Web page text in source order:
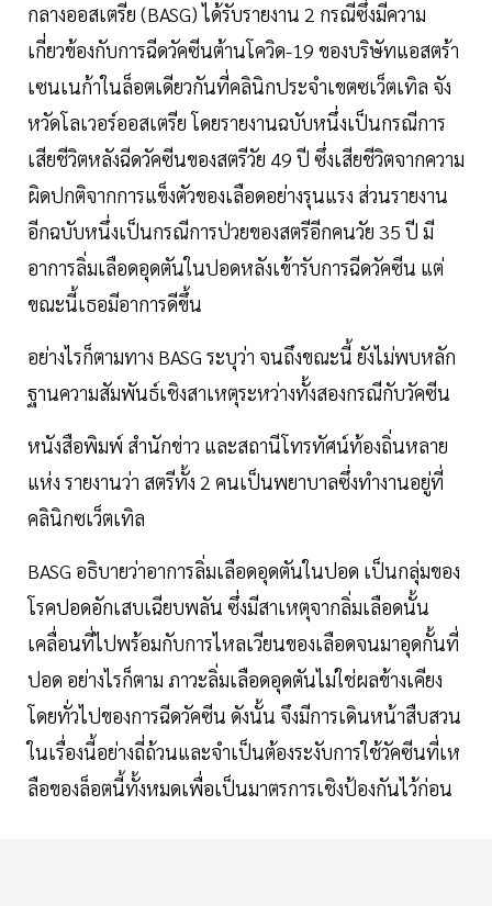
กลางออสเตรีย (BASG) ได้รับรายงาน 2 กรณีซึ่งมีความ
เกี่ยวข้องกับการฉีดวัคซีนต้านโควิด-19 ของบริษัทแอสตร้า
เซนเนก้าในล็อตเดียวกันที่คลินิกประจำเขตซเว็ตเทิล จัง
หวัดโลเวอร์ออสเตรีย โดยรายงานฉบับหนึ่งเป็นกรณีการ
เสียชีวิตหลังฉีดวัคซีนของสตรีวัย 49 ปี ซึ่งเสียชีวิตจากความ
ผิดปกติจากการแข็งตัวของเลือดอย่างรุนแรง ส่วนรายงาน
อีกฉบับหนึ่งเป็นกรณีการป่วยของสตรีอีกคนวัย 35 ปี มี
อาการลิ่มเลือดอุดตันในปอดหลังเข้ารับการฉีดวัคซีน แต่
ขณะนี้เธอมีอาการดีขึ้น
อย่างไรก็ตามทาง BASG ระบุว่า จนถึงขณะนี้ ยังไม่พบหลัก
ฐานความสัมพันธ์เชิงสาเหตุระหว่างทั้งสองกรณีกับวัคซีน
หนังสือพิมพ์ สำนักข่าว และสถานีโทรทัศน์ท้องถิ่นหลาย
แห่ง รายงานว่า สตรีทั้ง 2 คนเป็นพยาบาลซึ่งทำงานอยู่ที่
คลินิกซเว็ตเทิล
BASG อธิบายว่าอาการลิ่มเลือดอุดตันในปอด เป็นกลุ่มของ
โรคปอดอักเสบเฉียบพลัน ซึ่งมีสาเหตุจากลิ่มเลือดนั้น
เคลื่อนที่ไปพร้อมกับการไหลเวียนของเลือดจนมาอุดกั้นที่
ปอด อย่างไรก็ตาม ภาวะลิ่มเลือดอุดตันไม่ใช่ผลข้างเคียง
โดยทั่วไปของการฉีดวัคซีน ดังนั้น จึงมีการเดินหน้าสืบสวน
ในเรื่องนี้อย่างถี่ถ้วนและจำเป็นต้องระงับการใช้วัคซีนที่เห
ลือของล็อตนี้ทั้งหมดเพื่อเป็นมาตรการเชิงป้องกันไว้ก่อน